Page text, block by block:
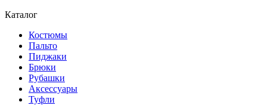
Каталог
Костюмы
Пальто
Пиджаки
Брюки
Рубашки
Аксессуары
Туфли